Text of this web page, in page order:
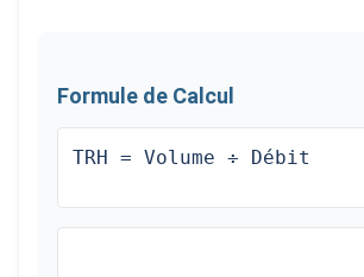
Formule de Calcul
TRH = Volume ÷ Débit